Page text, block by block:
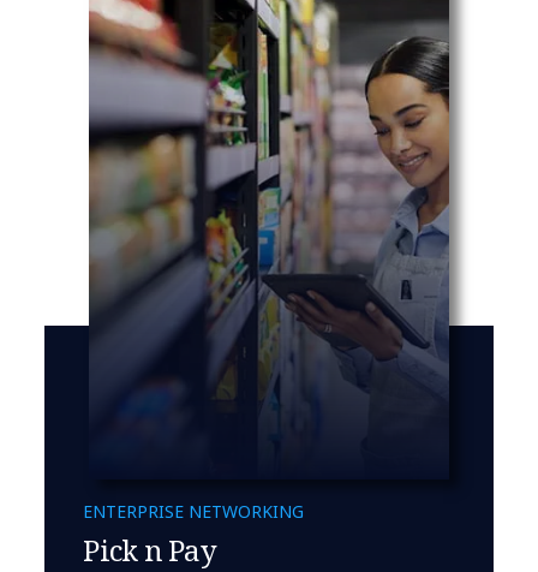
ENTERPRISE NETWORKING
Pick n Pay